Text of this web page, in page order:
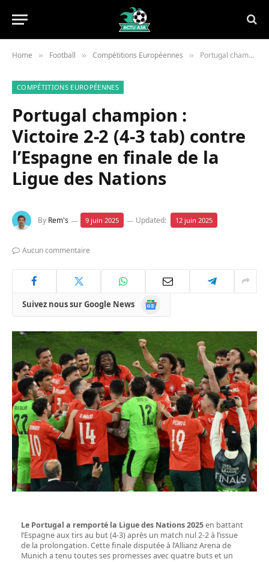
Home » Football » Compétitions Européennes » Portugal champion : Victoire 2-2 (4-3 tab) contre l’Espagne en finale de la Ligue des Nations
COMPÉTITIONS EUROPÉENNES
Portugal champion :
Victoire 2-2 (4-3 tab) contre
l’Espagne en finale de la
Ligue des Nations
By Rem's 9 juin 2025 Updated: 12 juin 2025
Aucun commentaire
Suivez nous sur Google News
Google
News
Le Portugal a remporté la Ligue des Nations 2025en battant
l’Espagne aux tirs au but (4-3) après un match nul 2-2 à l’issue
de la prolongation. Cette finale disputée à l’Allianz Arena de
Munich a tenu toutes ses promesses avec quatre buts et un